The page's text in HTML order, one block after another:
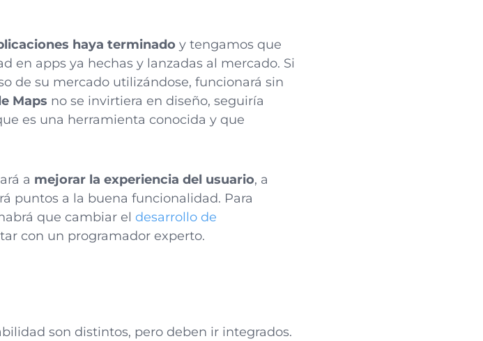
haya terminado y tengamos que
en apps ya hechas y lanzadas al mercado. Si
de su mercado utilizándose, funcionará sin
Maps no se invirtiera en diseño, seguiría
es una herramienta conocida y que
a mejorar la experiencia del usuario, a
puntos a la buena funcionalidad. Para
que cambiar el desarrollo de
con un programador experto.
son distintos, pero deben ir integrados.